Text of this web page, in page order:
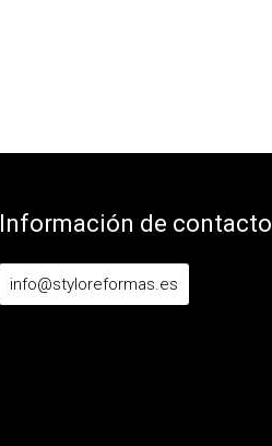
Información de contacto
info@styloreformas.es